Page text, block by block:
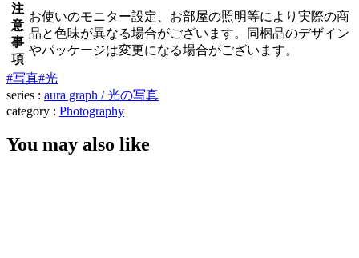
注
意
事
項
お使いのモニター設定、お部屋の照明等により実際の商
品と色味が異なる場合がございます。同梱品のデザイン
やパッケージは変更になる場合がございます。
#写真#光
series : aura graph / 光の写真
category : Photography
You may also like